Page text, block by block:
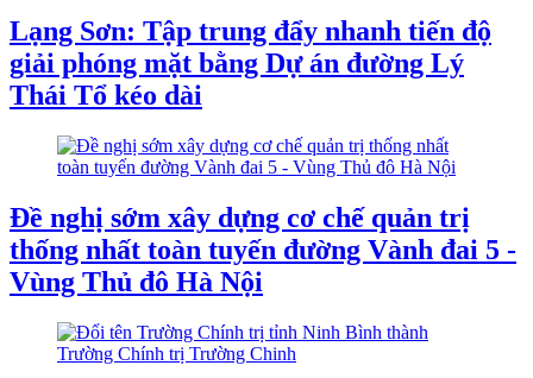
Lạng Sơn: Tập trung đẩy nhanh tiến độ
giải phóng mặt bằng Dự án đường Lý
Thái Tổ kéo dài
Đề nghị sớm xây dựng cơ chế quản trị
thống nhất toàn tuyến đường Vành đai 5 -
Vùng Thủ đô Hà Nội